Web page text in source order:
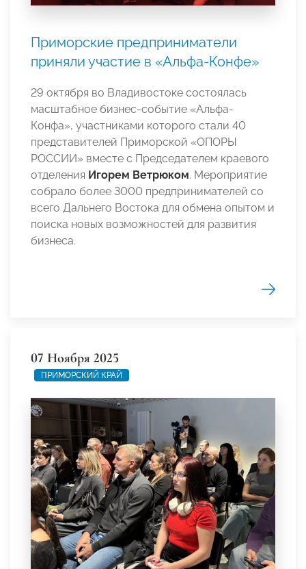
Приморские предприниматели
приняли участие в «Альфа-Конфе»
29 октября во Владивостоке состоялась
масштабное бизнес-событие «Альфа-
Конфа», участниками которого стали 40
представителей Приморской «ОПОРЫ
РОССИИ» вместе с Председателем краевого
отделения Игорем Ветрюком. Мероприятие
собрало более 3000 предпринимателей со
всего Дальнего Востока для обмена опытом и
поиска новых возможностей для развития
бизнеса.
07 Ноября 2025
ПРИМОРСКИЙ КРАЙ